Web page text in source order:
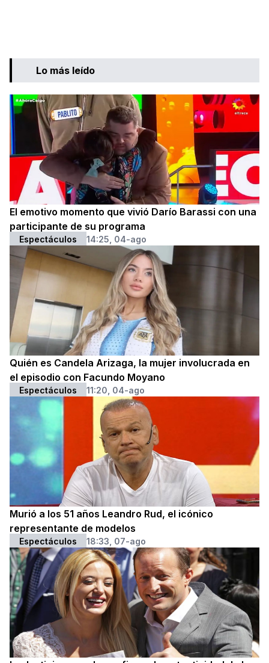
Lo más leído
El emotivo momento que vivió Darío Barassi con una
participante de su programa
Espectáculos 14:25, 04-ago
Quién es Candela Arizaga, la mujer involucrada en
el episodio con Facundo Moyano
Espectáculos 11:20, 04-ago
Murió a los 51 años Leandro Rud, el icónico
representante de modelos
Espectáculos 18:33, 07-ago